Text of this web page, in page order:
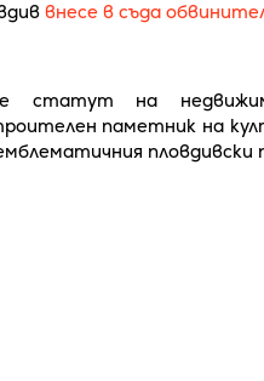
внесе в съда
статут на
паметник на
пловдивски